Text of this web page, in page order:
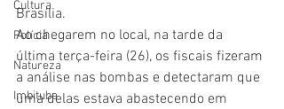
Cultura
Polícia
Natureza
Imbituba
Brasília.
Ao chegarem no local, na tarde da
última terça-feira (26), os fiscais fizeram
a análise nas bombas e detectaram que
uma delas estava abastecendo em